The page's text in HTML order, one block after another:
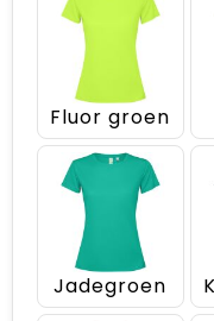
Fluor groen
Jadegroen